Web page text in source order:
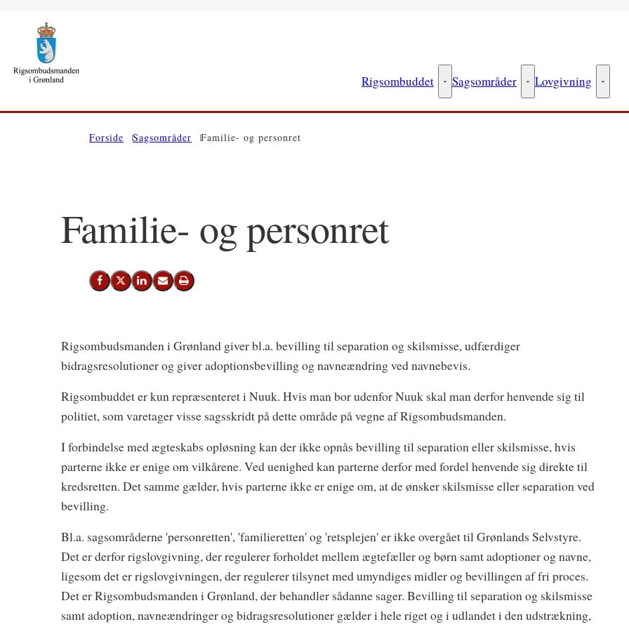
Rigsombuddet Rigsombuddet - Flere links
Sagsområder Sagsområder - Flere links
Lovgivning
Forside Sagsområder Familie- og personret
Familie- og personret
Del på Facebook
Del på X (Twitter)
Del på LinkedIn
Send email
Print
Rigsombudsmanden i Grønland giver bl.a. bevilling til separation og skilsmisse, udfærdiger
bidragsresolutioner og giver adoptionsbevilling og navneændring ved navnebevis.
Rigsombuddet er kun repræsenteret i Nuuk. Hvis man bor udenfor Nuuk skal man derfor henvende sig til
politiet, som varetager visse sagsskridt på dette område på vegne af Rigsombudsmanden.
I forbindelse med ægteskabs opløsning kan der ikke opnås bevilling til separation eller skilsmisse, hvis
parterne ikke er enige om vilkårene. Ved uenighed kan parterne derfor med fordel henvende sig direkte til
kredsretten. Det samme gælder, hvis parterne ikke er enige om, at de ønsker skilsmisse eller separation ved
bevilling.
Bl.a. sagsområderne 'personretten', 'familieretten' og 'retsplejen' er ikke overgået til Grønlands Selvstyre.
Det er derfor rigslovgivning, der regulerer forholdet mellem ægtefæller og børn samt adoptioner og navne,
ligesom det er rigslovgivningen, der regulerer tilsynet med umyndiges midler og bevillingen af fri proces.
Det er Rigsombudsmanden i Grønland, der behandler sådanne sager. Bevilling til separation og skilsmisse
samt adoption, navneændringer og bidragsresolutioner gælder i hele riget og i udlandet i den udstrækning,